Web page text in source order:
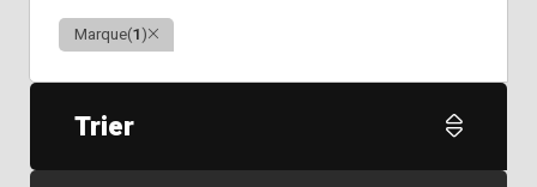
Marque(1)Clair
Trier